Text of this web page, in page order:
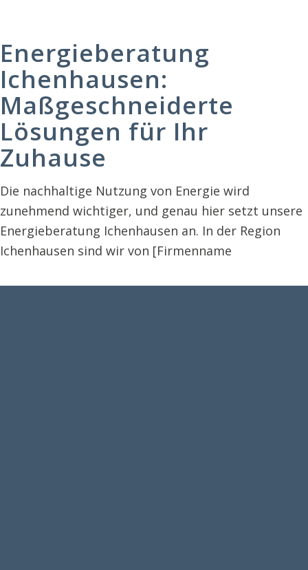
Energieberatung
Ichenhausen:
Maßgeschneiderte
Lösungen für Ihr
Zuhause
Die nachhaltige Nutzung von Energie wird
zunehmend wichtiger, und genau hier setzt unsere
Energieberatung Ichenhausen an. In der Region
Ichenhausen sind wir von [Firmenname